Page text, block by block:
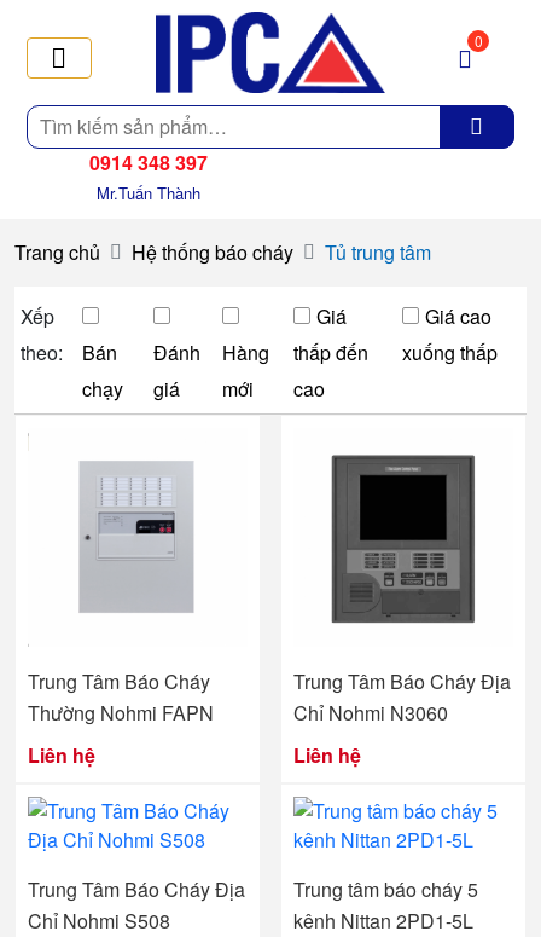
Tìm
kiếm
0
0914 348 397
Mr.Tuấn Thành
Trang chủ Hệ thống báo cháy Tủ trung tâm
Xếp
theo:
Bán
chạy
Đánh
giá
Hàng
mới
Giá
thấp đến
cao
Giá cao
xuống thấp
Trung Tâm Báo Cháy
Thường Nohmi FAPN
Liên hệ
Trung Tâm Báo Cháy Địa
Chỉ Nohmi N3060
Liên hệ
Trung Tâm Báo Cháy Địa
Chỉ Nohmi S508
Trung tâm báo cháy 5
kênh Nittan 2PD1-5L